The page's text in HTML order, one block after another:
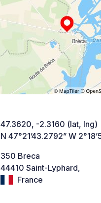
47.3620, -2.3160 (lat, lng)
N 47°21’43.2792” W
350 Breca
44410 Saint-Lyphard,
France